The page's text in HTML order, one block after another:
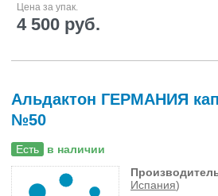
Цена за упак.
4 500 руб.
Альдактон ГЕРМАНИЯ
№50
Есть в наличии
Испания)